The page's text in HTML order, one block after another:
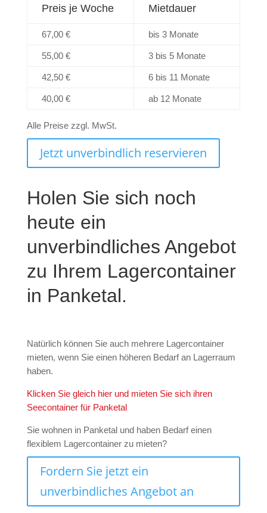
Preis je Woche Mietdauer
67,00 € bis 3 Monate
55,00 € 3 bis 5 Monate
42,50 € 6 bis 11 Monate
40,00 € ab 12 Monate
Alle Preise zzgl. MwSt.
Jetzt unverbindlich reservieren
Holen Sie sich noch
heute ein
unverbindliches Angebot
zu Ihrem Lagercontainer
in Panketal.
Natürlich können Sie auch mehrere Lagercontainer
mieten, wenn Sie einen höheren Bedarf an Lagerraum
haben.
Klicken Sie gleich hier und mieten Sie sich ihren
Seecontainer für Panketal
Sie wohnen in Panketal und haben Bedarf einen
flexiblem Lagercontainer zu mieten?
Fordern Sie jetzt ein
unverbindliches Angebot an